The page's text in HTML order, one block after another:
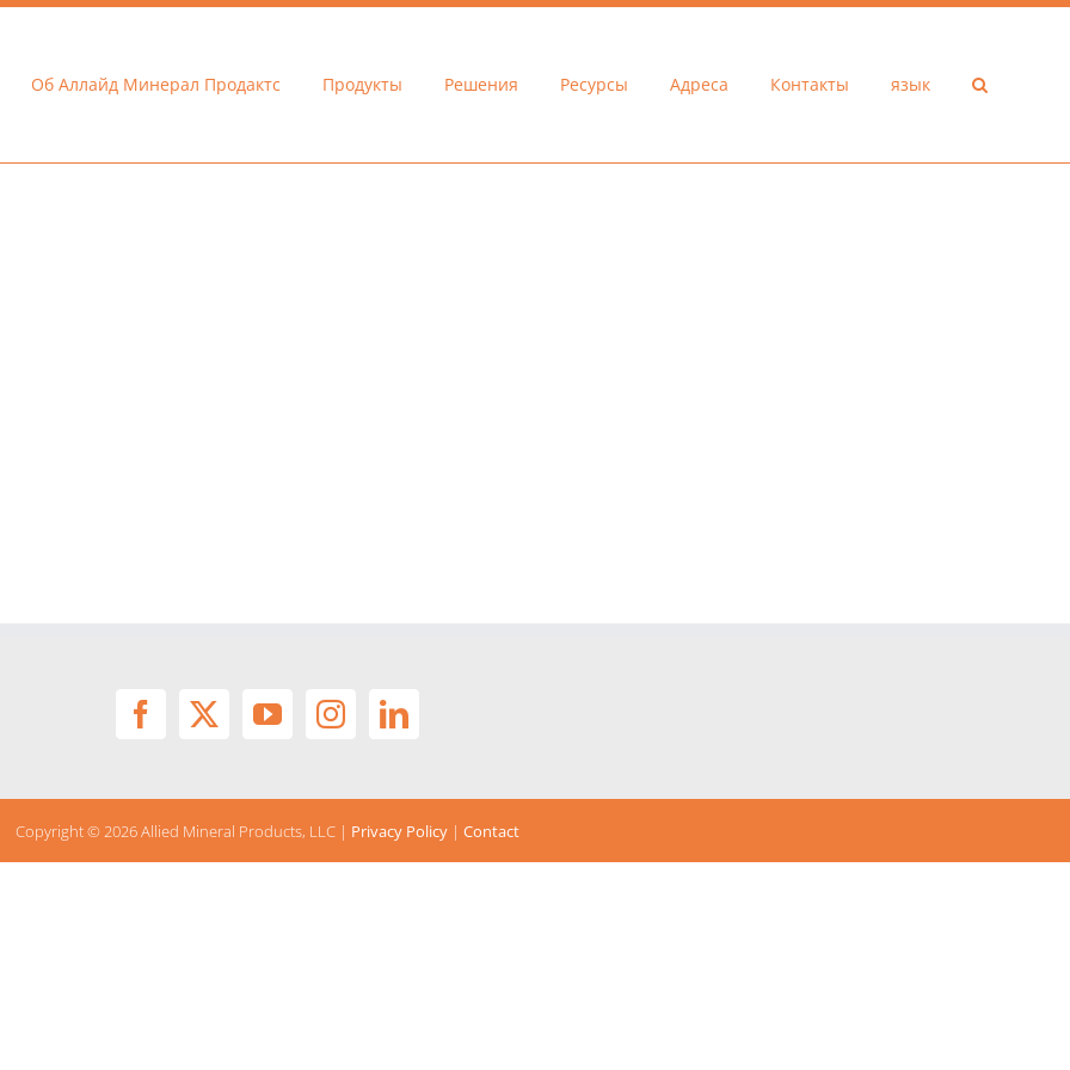
Об Аллайд Минерал Продактс
Продукты Решения Ресурсы Адреса Контакты язык
Copyright ©2026 Allied Mineral Products, LLC | Privacy Policy | Contact